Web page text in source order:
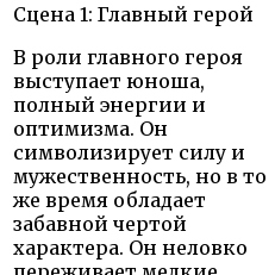
Сцена 1: Главный герой
В роли главного героя
выступает юноша,
полный энергии и
оптимизма. Он
символизирует силу и
мужественность, но в то
же время обладает
забавной чертой
характера. Он неловко